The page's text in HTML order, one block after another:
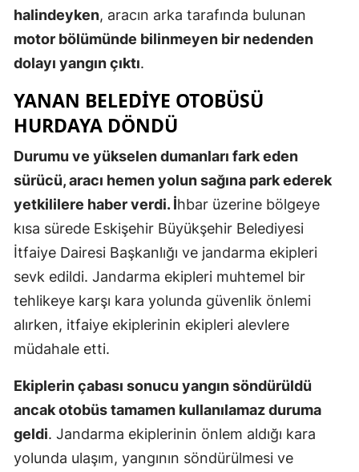
Isparta
Kastamonu
Kayseri
Kırklareli
Kırşehir
Malatya
halindeyken, aracın arka tarafında bulunan
motor bölümünde bilinmeyen bir nedenden
dolayı yangın çıktı.
YANAN BELEDIYE OTOBÜSÜ
HURDAYA DÖNDÜ
Durumu ve yükselen dumanları fark eden
sürücü, aracı hemen yolun sağına park ederek
yetkililere haber verdi. İhbar üzerine bölgeye
kısa sürede Eskişehir Büyükşehir Belediyesi
İtfaiye Dairesi Başkanlığı ve jandarma ekipleri
sevk edildi. Jandarma ekipleri muhtemel bir
tehlikeye karşı kara yolunda güvenlik önlemi
alırken, itfaiye ekiplerinin ekipleri alevlere
müdahale etti.
Ekiplerin çabası sonucu yangın söndürüldü
ancak otobüs tamamen kullanılamaz duruma
geldi. Jandarma ekiplerinin önlem aldığı kara
yolunda ulaşım, yangının söndürülmesi ve